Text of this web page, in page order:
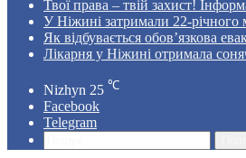
Твої права – твій захист!
У Ніжині затримали 22-річного
Як відбувається обов’язкова
Лікарня у Ніжині отримала
Nizhyn 25 ℃
Facebook
Telegram